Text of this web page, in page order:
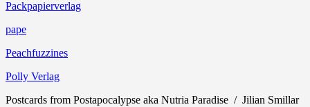
Packpapierverlag
pape
Peachfuzzines
Polly Verlag
Postcards from Postapocalypse aka Nutria Paradise / Jilian Smillar